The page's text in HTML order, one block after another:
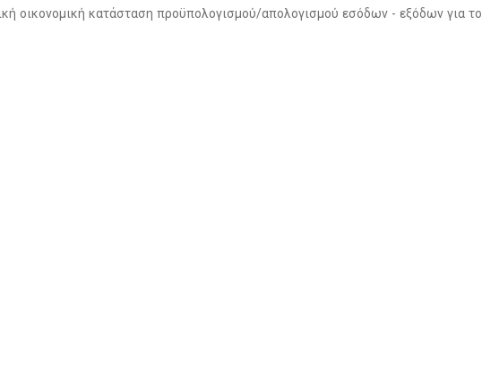
οικονομική κατάσταση προϋπολογισμού/απολογισμού εσόδων - εξόδων για το